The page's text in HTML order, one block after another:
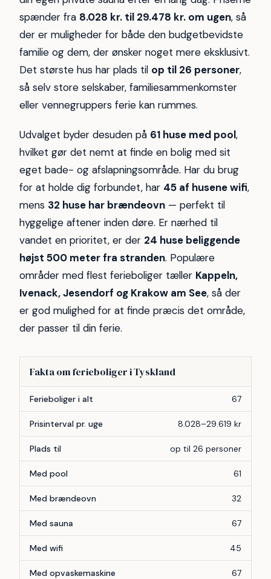
spænder fra 8.028 kr. til 29.478 kr. om ugen, så
der er muligheder for både den budgetbevidste
familie og dem, der ønsker noget mere eksklusivt.
Det største hus har plads til op til 26 personer,
så selv store selskaber, familiesammenkomster
eller vennegruppers ferie kan rummes.
Udvalget byder desuden på 61 huse med pool,
hvilket gør det nemt at finde en bolig med sit
eget bade- og afslapningsområde. Har du brug
for at holde dig forbundet, har 45 af husene wifi,
mens 32 huse har brændeovn — perfekt til
hyggelige aftener inden døre. Er nærhed til
vandet en prioritet, er der 24 huse beliggende
højst 500 meter fra stranden. Populære
områder med flest ferieboliger tæller Kappeln,
Ivenack, Jesendorf og Krakow am See, så der
er god mulighed for at finde præcis det område,
der passer til din ferie.
Fakta om ferieboliger i Tyskland
Ferieboliger i alt 67
Prisinterval pr. uge 8.028–29.619 kr
Plads til op til 26 personer
Med pool 61
Med brændeovn 32
Med sauna 67
Med wifi 45
Med opvaskemaskine 67